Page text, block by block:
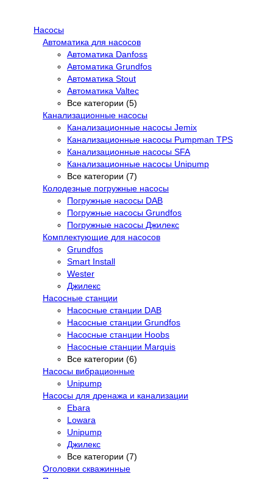
Насосы
Автоматика для насосов
Автоматика Danfoss
Автоматика Grundfos
Автоматика Stout
Автоматика Valtec
Все категории (5)
Канализационные насосы
Канализационные насосы Jemix
Канализационные насосы Pumpman TPS
Канализационные насосы SFA
Канализационные насосы Unipump
Все категории (7)
Колодезные погружные насосы
Погружные насосы DAB
Погружные насосы Grundfos
Погружные насосы Джилекс
Комплектующие для насосов
Grundfos
Smart Install
Wester
Джилекс
Насосные станции
Насосные станции DAB
Насосные станции Grundfos
Насосные станции Hoobs
Насосные станции Marquis
Все категории (6)
Насосы вибрационные
Unipump
Насосы для дренажа и канализации
Ebara
Lowara
Unipump
Джилекс
Все категории (7)
Оголовки скважинные